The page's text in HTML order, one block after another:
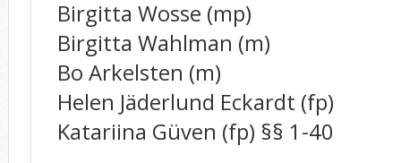
Birgitta Wosse (mp)
Birgitta Wahlman (m)
Bo Arkelsten (m)
Helen Jäderlund Eckardt (fp)
Katariina Güven (fp) §§ 1-40